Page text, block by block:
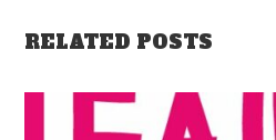
RELATED POSTS